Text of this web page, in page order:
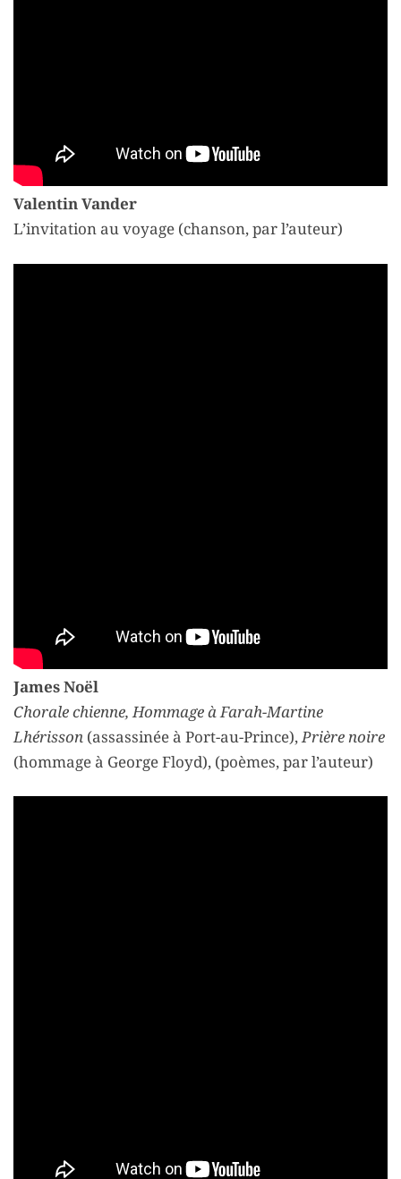
Valentin Vander
L’invitation au voyage (chanson, par l’auteur)
James Noël
Chorale chienne, Hommage à Farah-Martine
Lhérisson (assassinée à Port-au-Prince),Prière noire
(hommage à George Floyd), (poèmes, par l’auteur)